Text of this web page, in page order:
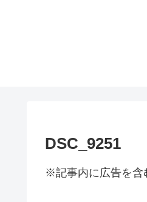
DSC_9251
※記事内に広告を含